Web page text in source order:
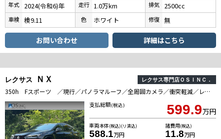
年式 2024(令和6)年 走行 1.0万km 排気 2500cc
車検 検9.11 色 ホワイト 修復 無
お問い合わせ 詳細はこちら
レクサス ＮＸ レクサス専門店ＯＳＩＮＣ．
350h Fスポーツ ／現行／パノラマルーフ／全周囲カメラ／衝突軽減／レーダークルーズコントロール／コーナーセンサ／BSM／ハンドルヒータ／シートヒーター・エアコン／パワーシート／シートメモリ／電動リアゲート／バックカメラ
支払総額(税込) 599.9万円
車両本体(税込)(リ済込)
588.1万円
諸費用(税込)
11.8万円